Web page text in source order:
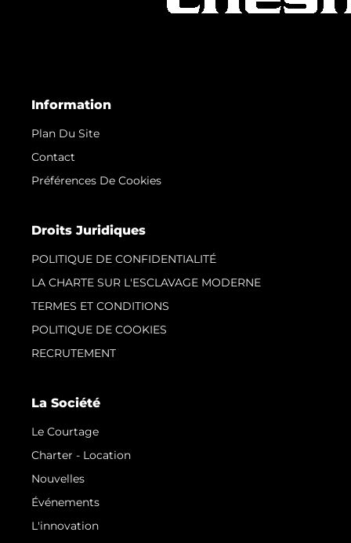
Information
Plan Du Site
Contact
Préférences De Cookies
Droits Juridiques
POLITIQUE DE CONFIDENTIALITÉ
LA CHARTE SUR L'ESCLAVAGE MODERNE
TERMES ET CONDITIONS
POLITIQUE DE COOKIES
RECRUTEMENT
La Société
Le Courtage
Charter - Location
Nouvelles
Événements
L'innovation